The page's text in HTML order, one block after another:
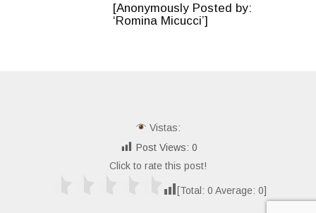
[Anonymously Posted by:
‘Romina Micucci’]
Vistas:
Post Views: 0
Click to rate this post!
[Total: 0 Average: 0]